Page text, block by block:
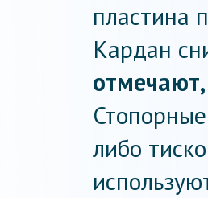
пластина
Кардан
либо